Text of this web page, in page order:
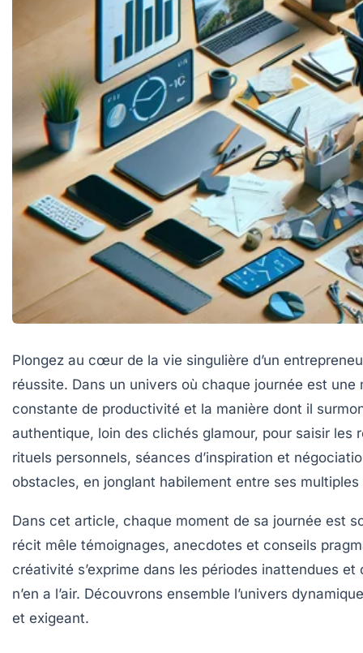
Plongez au cœur de la vie singulière d’un
réussite. Dans un univers où chaque journée est
constante de productivité et la manière dont il
authentique, loin des clichés glamour, pour saisir les
rituels personnels, séances d’inspiration et
obstacles, en jonglant habilement entre ses
Dans cet article, chaque moment de sa journée est
récit mêle témoignages, anecdotes et conseils
créativité s’exprime dans les périodes inattendues
n’en a l’air. Découvrons ensemble l’univers
et exigeant.